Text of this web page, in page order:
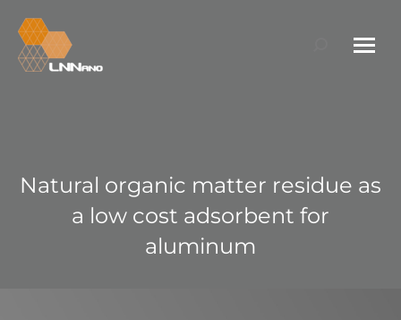
Search:
Natural organic matter residue as
a low cost adsorbent for
aluminum